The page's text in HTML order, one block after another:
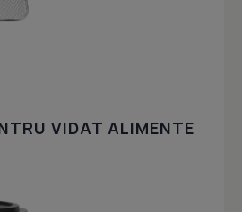
VIDAT ALIMENTE